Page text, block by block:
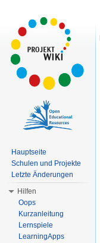
Hauptseite
Schulen und Projekte
Letzte Änderungen
Hilfen
Oops
Kurzanleitung
Lernspiele
LearningApps